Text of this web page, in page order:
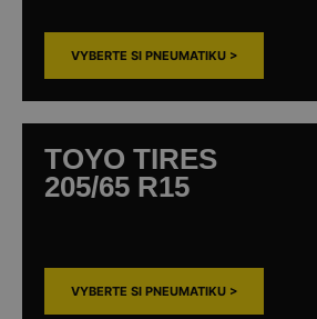
VYBERTE SI PNEUMATIKU >
TOYO TIRES
205/65 R15
VYBERTE SI PNEUMATIKU >